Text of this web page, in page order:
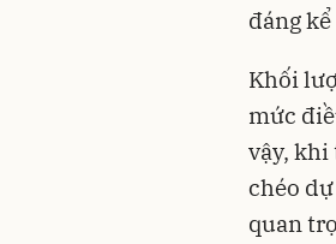
đáng
Khối
mức
vậy,
chéo
quan